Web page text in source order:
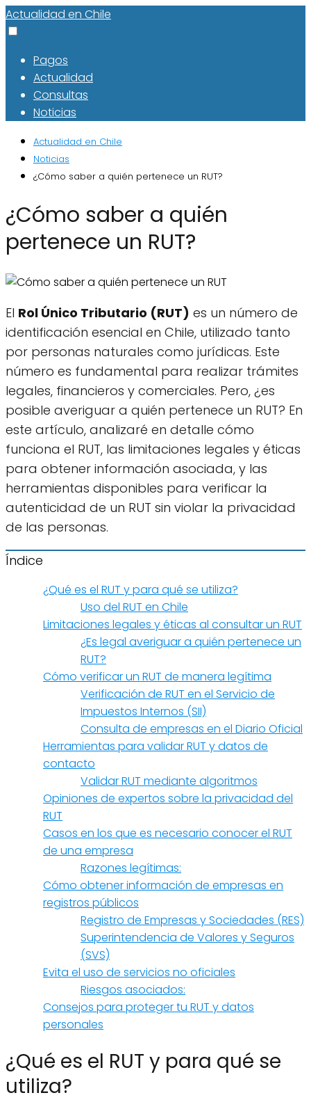
Actualidad en Chile
Pagos
Actualidad
Consultas
Noticias
Actualidad en Chile
Noticias
¿Cómo saber a quién pertenece un RUT?
¿Cómo saber a quién
pertenece un RUT?
El Rol Único Tributario (RUT) es un número de
identificación esencial en Chile, utilizado tanto
por personas naturales como jurídicas. Este
número es fundamental para realizar trámites
legales, financieros y comerciales. Pero, ¿es
posible averiguar a quién pertenece un RUT? En
este artículo, analizaré en detalle cómo
funciona el RUT, las limitaciones legales y éticas
para obtener información asociada, y las
herramientas disponibles para verificar la
autenticidad de un RUT sin violar la privacidad
de las personas.
Índice
¿Qué es el RUT y para qué se utiliza?
Uso del RUT en Chile
Limitaciones legales y éticas al consultar un RUT
¿Es legal averiguar a quién pertenece un
RUT?
Cómo verificar un RUT de manera legítima
Verificación de RUT en el Servicio de
Impuestos Internos (SII)
Consulta de empresas en el Diario Oficial
Herramientas para validar RUT y datos de
contacto
Validar RUT mediante algoritmos
Opiniones de expertos sobre la privacidad del
RUT
Casos en los que es necesario conocer el RUT
de una empresa
Razones legítimas:
Cómo obtener información de empresas en
registros públicos
Registro de Empresas y Sociedades (RES)
Superintendencia de Valores y Seguros
(SVS)
Evita el uso de servicios no oficiales
Riesgos asociados:
Consejos para proteger tu RUT y datos
personales
¿Qué es el RUT y para qué se
utiliza?